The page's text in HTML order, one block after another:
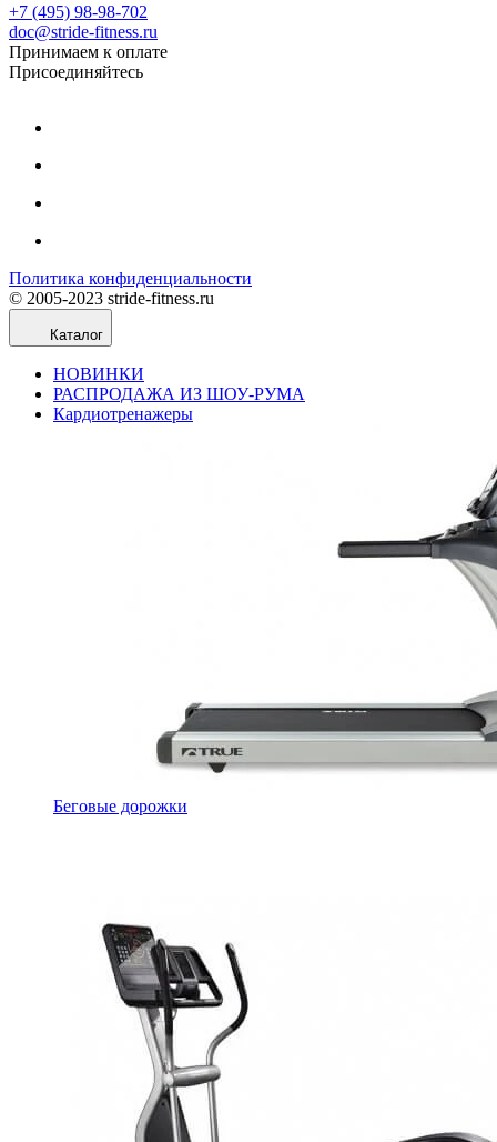
+7 (495) 98-98-702
doc@stride-fitness.ru
Принимаем к оплате
Присоединяйтесь
Политика конфиденциальности
© 2005-2023 stride-fitness.ru
Каталог
НОВИНКИ
РАСПРОДАЖА ИЗ ШОУ-РУМА
Кардиотренажеры
Беговые дорожки